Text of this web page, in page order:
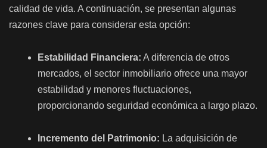
calidad de vida. A continuación, se presentan algunas
razones clave para considerar esta opción:
Estabilidad Financiera: A diferencia de otros
mercados, el sector inmobiliario ofrece una mayor
estabilidad y menores fluctuaciones,
proporcionando seguridad económica a largo plazo.
Incremento del Patrimonio: La adquisición de